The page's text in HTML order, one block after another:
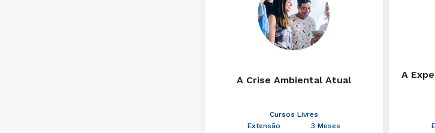
A Crise Ambiental Atual
Cursos Livres
Extensão
3 Meses
A